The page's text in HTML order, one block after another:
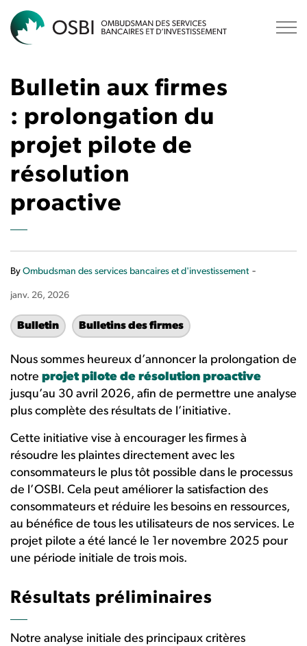
Bulletin aux firmes
: prolongation du
projet pilote de
résolution
proactive
By Ombudsman des services bancaires et d'investissement -
janv. 26, 2026
Bulletin Bulletins des firmes
Nous sommes heureux d’annoncer la prolongation de
notre projet pilote de résolution proactive
jusqu’au 30 avril 2026, afin de permettre une analyse
plus complète des résultats de l’initiative.
Cette initiative vise à encourager les firmes à
résoudre les plaintes directement avec les
consommateurs le plus tôt possible dans le processus
de l’OSBI. Cela peut améliorer la satisfaction des
consommateurs et réduire les besoins en ressources,
au bénéfice de tous les utilisateurs de nos services. Le
projet pilote a été lancé le 1er novembre 2025 pour
une période initiale de trois mois.
Résultats préliminaires
Notre analyse initiale des principaux critères